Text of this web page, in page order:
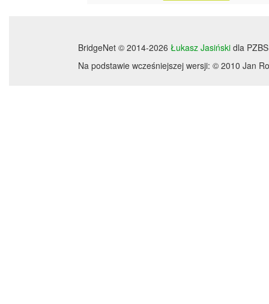
BridgeNet © 2014-2026 Łukasz Jasiński dla PZBS
Na podstawie wcześniejszej wersji: © 2010 Jan